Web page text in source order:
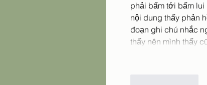
phải bấm tới bấm
nội dung thấy phản
đoạn ghi chú nhắc
thấy nên mình thấy